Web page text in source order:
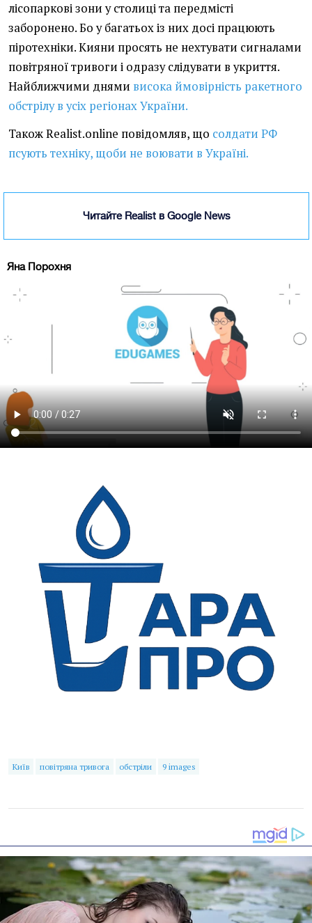
лісопаркові зони у столиці та передмісті
заборонено. Бо у багатьох із них досі працюють
піротехніки. Кияни просять не нехтувати сигналами
повітряної тривоги і одразу слідувати в укриття.
Найближчими днями висока ймовірність ракетного
обстрілу в усіх регіонах України.
Також Realist.online повідомляв, що солдати РФ
псують техніку, щоби не воювати в Україні.
Читайте Realist в Google News
Яна Порохня
Київ повітряна тривога обстріли 9 images